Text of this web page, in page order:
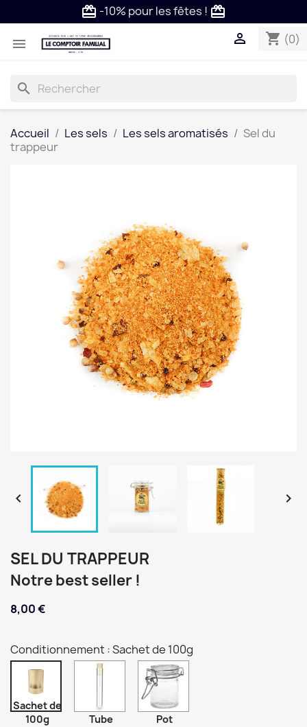
card_giftcard -10% pour les fêtes ! card_giftcard

shopping_cart (0)

search
Accueil Les sels Les sels aromatisés
Sel du
trappeur
 
SEL DU TRAPPEUR
Notre best seller !
8,00 €
Conditionnement : Sachet de 100g
Sachet de
100g
Tube Pot